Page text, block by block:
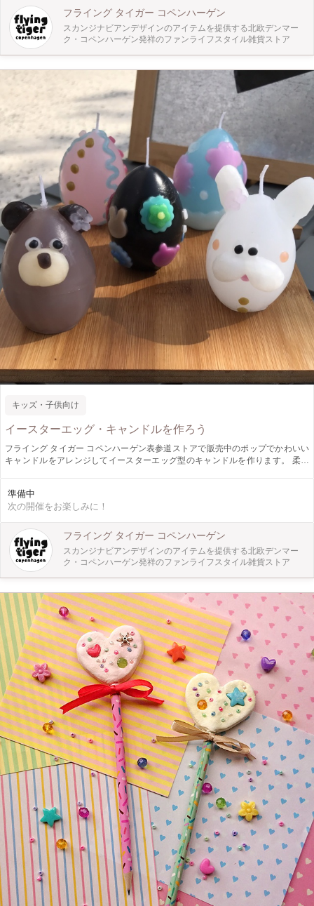
フライング タイガー コペンハーゲン
スカンジナビアンデザインのアイテムを提供する北欧デンマー
ク・コペンハーゲン発祥のファンライフスタイル雑貨ストア
キッズ・子供向け
イースターエッグ・キャンドルを作ろう
フライング タイガー コペンハーゲン表参道ストアで販売中のポップでかわいい
キャンドルをアレンジしてイースターエッグ型のキャンドルを作ります。 柔ら
簡単なものから難易度の高いものまで、制作される方の年齢や好みによって調整
が出来ますので小さなお子様でも安心して参加ができ、オリジナルのキャンドル
準備中
次の開催をお楽しみに！
フライング タイガー コペンハーゲン
スカンジナビアンデザインのアイテムを提供する北欧デンマー
ク・コペンハーゲン発祥のファンライフスタイル雑貨ストア